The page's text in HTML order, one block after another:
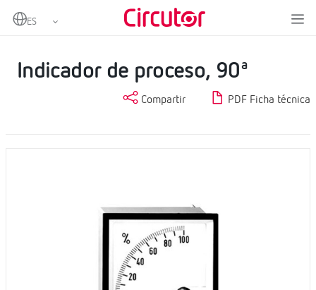
Home Instrumentación analógica
Indicadores de proceso
Indicador de proceso, 90ª
Compartir PDF Ficha técnica